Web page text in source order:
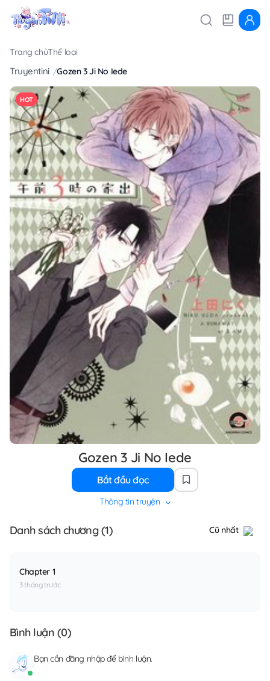
Trang chủThể loại
Truyentini Gozen 3 Ji No Iede
HOT
Gozen 3 Ji No Iede
Bắt đầu đọc
Thông tin truyện
Danh sách chương (1) Cũ nhất
Chapter 1
3 tháng trước
Bình luận (0)
Bạn cần đăng nhậpđể bình luận.